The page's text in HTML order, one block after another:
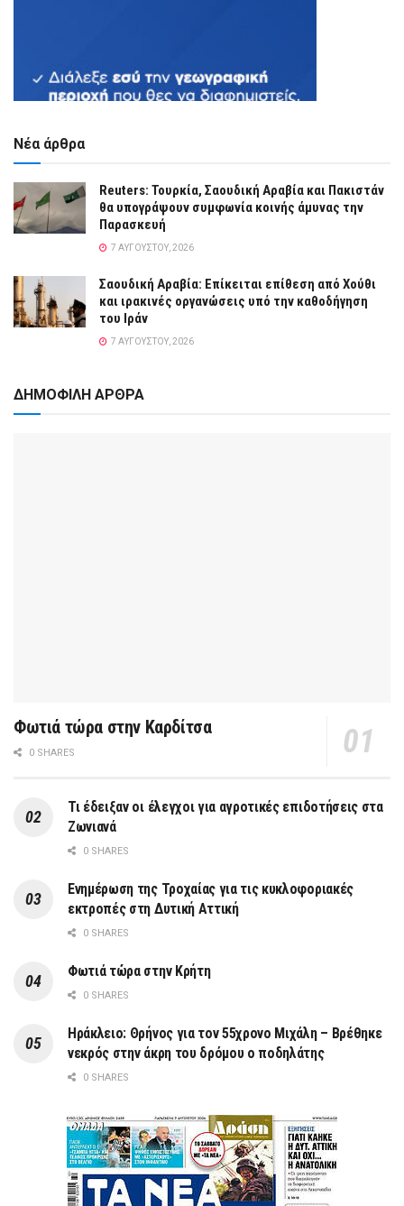
Νέα άρθρα
Reuters: Τουρκία, Σαουδική Αραβία και Πακιστάν
θα υπογράψουν συμφωνία κοινής άμυνας την
Παρασκευή
7 ΑΥΓΟΎΣΤΟΥ, 2026
Σαουδική Αραβία: Επίκειται επίθεση από Χούθι
και ιρακινές οργανώσεις υπό την καθοδήγηση
του Ιράν
7 ΑΥΓΟΎΣΤΟΥ, 2026
ΔΗΜΟΦΙΛΗ ΑΡΘΡΑ
Φωτιά τώρα στην Καρδίτσα
0 SHARES
Τι έδειξαν οι έλεγχοι για αγροτικές επιδοτήσεις στα
Ζωνιανά
0 SHARES
Ενημέρωση της Τροχαίας για τις κυκλοφοριακές
εκτροπές στη Δυτική Αττική
0 SHARES
Φωτιά τώρα στην Κρήτη
0 SHARES
Ηράκλειο: Θρήνος για τον 55χρονο Μιχάλη – Βρέθηκε
νεκρός στην άκρη του δρόμου ο ποδηλάτης
0 SHARES